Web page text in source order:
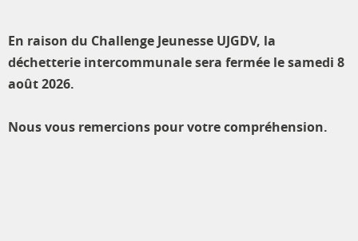
En raison du Challenge Jeunesse UJGDV, la
déchetterie intercommunale sera fermée le samedi 8
août 2026.
Nous vous remercions pour votre compréhension.